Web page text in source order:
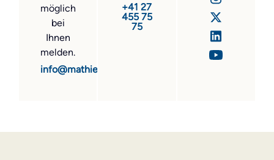
möglich
bei
Ihnen
melden.
info@mathier.com
+41 27
455 75
75